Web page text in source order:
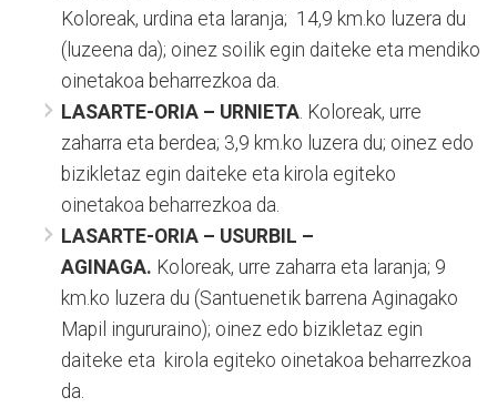
Koloreak, urdina eta laranja; 14,9 km.ko luzera du
(luzeena da); oinez soilik egin daiteke eta mendiko
oinetakoa beharrezkoa da.
LASARTE-ORIA – URNIETA . Koloreak, urre
zaharra eta berdea; 3,9 km.ko luzera du; oinez edo
bizikletaz egin daiteke eta kirola egiteko
oinetakoa beharrezkoa da.
LASARTE-ORIA – USURBIL –
AGINAGA. Koloreak, urre zaharra eta laranja; 9
km.ko luzera du (Santuenetik barrena Aginagako
Mapil ingururaino); oinez edo bizikletaz egin
daiteke eta kirola egiteko oinetakoa beharrezkoa
da.